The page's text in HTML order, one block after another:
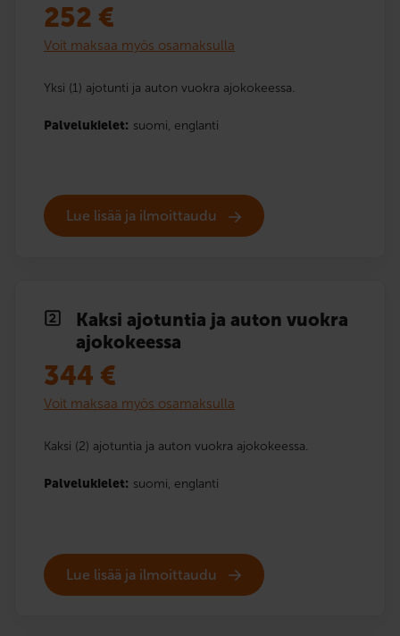
252 €
Voit maksaa myös osamaksulla
Yksi (1) ajotunti ja auton vuokra ajokokeessa.
Palvelukielet: suomi, englanti
Lue lisää ja ilmoittaudu
Kaksi ajotuntia ja auton vuokra
ajokokeessa
344 €
Voit maksaa myös osamaksulla
Kaksi (2) ajotuntia ja auton vuokra ajokokeessa.
Palvelukielet: suomi, englanti
Lue lisää ja ilmoittaudu